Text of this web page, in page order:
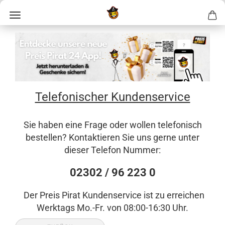
Telefonischer Kundenservice
Sie haben eine Frage oder wollen telefonisch
bestellen? Kontaktieren Sie uns gerne unter
dieser Telefon Nummer:
02302 / 96 223 0
Der Preis Pirat Kundenservice ist zu erreichen
Werktags Mo.-Fr. von 08:00-16:30 Uhr.